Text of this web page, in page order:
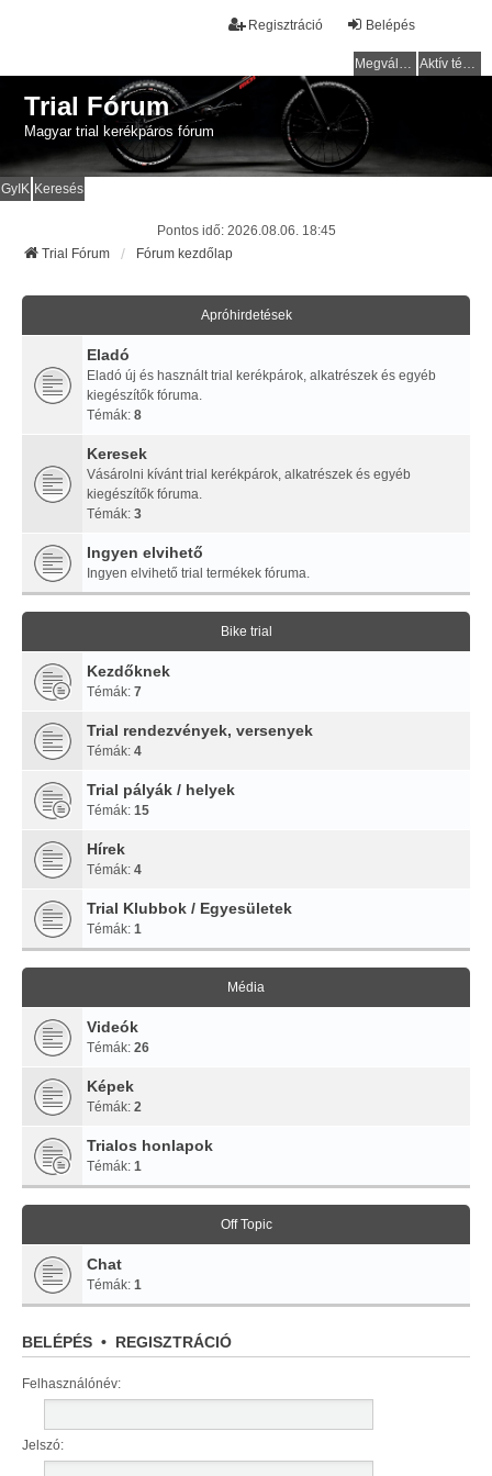
Belépés
Regisztráció
Megválaszolatlan témák Aktív témák
Trial Fórum
Magyar trial kerékpáros fórum
GyIK Keresés
Pontos idő: 2026.08.06. 18:45
Trial Fórum
Fórum kezdőlap
Apróhirdetések
Eladó
Eladó új és használt trial kerékpárok, alkatrészek és egyéb
kiegészítők fóruma.
Témák: 8
Keresek
Vásárolni kívánt trial kerékpárok, alkatrészek és egyéb
kiegészítők fóruma.
Témák: 3
Ingyen elvihető
Ingyen elvihető trial termékek fóruma.
Bike trial
Kezdőknek
Témák: 7
Trial rendezvények, versenyek
Témák: 4
Trial pályák / helyek
Témák: 15
Hírek
Témák: 4
Trial Klubbok / Egyesületek
Témák: 1
Média
Videók
Témák: 26
Képek
Témák: 2
Trialos honlapok
Témák: 1
Off Topic
Chat
Témák: 1
BELÉPÉS • REGISZTRÁCIÓ
Felhasználónév:
Jelszó: